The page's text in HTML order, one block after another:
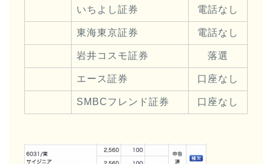
いちよし証券 電話なし
東海東京証券 電話なし
岩井コスモ証券 落選
エース証券 口座なし
SMBCフレンド証券 口座なし